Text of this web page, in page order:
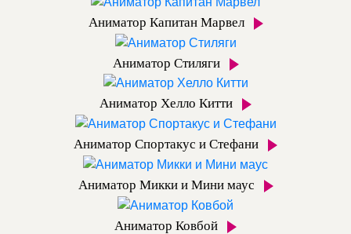
Аниматор Капитан Марвел
Аниматор Стиляги
Аниматор Хелло Китти
Аниматор Спортакус и Стефани
Аниматор Микки и Мини маус
Аниматор Ковбой